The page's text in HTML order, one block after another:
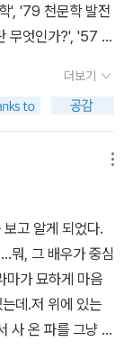
', '79 천문학 발전
무엇인가?', '57 자
신성과 블랙홀',
지구의 과학',
학계가 주목하는
이해할 수 있는
판도 꾸준히 나
시리즈가 나왔
더보기
고 알게 되었다.
뭐, 그 배우가 중심
마가 묘하게 마음
데.저 위에 있는
사 온 파를 그냥 두